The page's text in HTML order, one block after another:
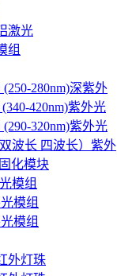
激光
组
280nm)深紫外
420nm)紫外光
320nm)紫外光
波长 四波长）紫外
化模块
模组
模组
模组
外灯珠